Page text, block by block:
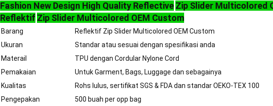
Fashion New Design High Quality ReflectiveZip Slider Multicolored
Reflektif Zip Slider Multicolored OEM Custom
Barang
Reflektif Zip Slider Multicolored OEM Custom
Ukuran
Standar atau sesuai dengan spesifikasi anda
Materail
TPU dengan Cordular Nylone Cord
Pemakaian
Untuk Garment, Bags, Luggage dan sebagainya
Kualitas
Rohs lulus, sertifikat SGS & FDA dan standar OEKO-TEX 100
Pengepakan
500 buah per opp bag